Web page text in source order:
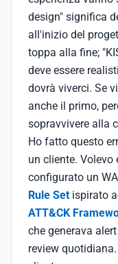
design" significa
all'inizio del
toppa alla fine;
deve essere
dovrà viverci. Se
anche il primo,
sopravvivere alla
Ho fatto questo
un cliente. Volevo
configurato un
Rule Set ispirato
ATT&CK
che generava
review